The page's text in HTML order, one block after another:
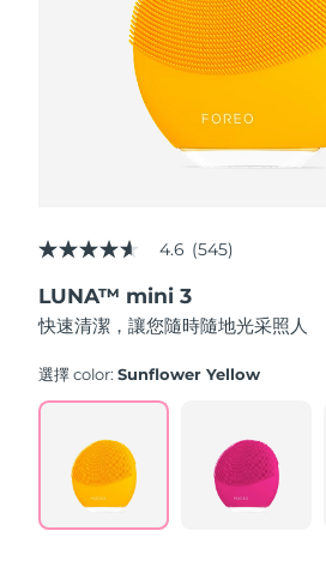
4.6
of
5
stars,
rating
Read
Reviews.
Same
page
4.6 (545)
LUNA™ mini 3
快速清潔，讓您隨時隨地光采照人
選擇 color:Sunflower Yellow